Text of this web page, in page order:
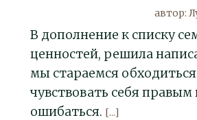
автор:
В дополнение к списку
ценностей, решила
мы стараемся
чувствовать себя правым
ошибаться. [...]